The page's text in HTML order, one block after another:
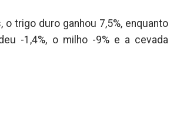
o trigo duro ganhou 7,5%, enquanto
-1,4%, o milho -9% e a cevada